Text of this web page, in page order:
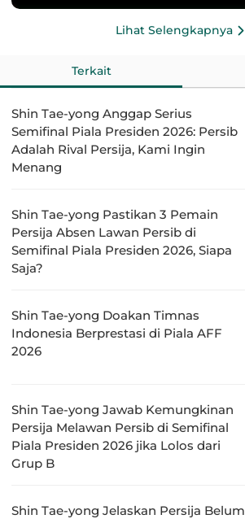
Lihat Selengkapnya
Terkait
Shin Tae-yong Anggap Serius
Semifinal Piala Presiden 2026: Persib
Adalah Rival Persija, Kami Ingin
Menang
Shin Tae-yong Pastikan 3 Pemain
Persija Absen Lawan Persib di
Semifinal Piala Presiden 2026, Siapa
Saja?
Shin Tae-yong Doakan Timnas
Indonesia Berprestasi di Piala AFF
2026
Shin Tae-yong Jawab Kemungkinan
Persija Melawan Persib di Semifinal
Piala Presiden 2026 jika Lolos dari
Grup B
Shin Tae-yong Jelaskan Persija Belum